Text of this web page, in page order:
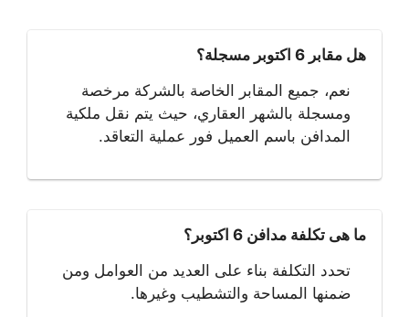
هل مقابر 6 اكتوبر مسجلة؟
نعم، جميع المقابر الخاصة بالشركة مرخصة
ومسجلة بالشهر العقاري، حيث يتم نقل ملكية
المدافن باسم العميل فور عملية التعاقد.
ما هى تكلفة مدافن 6 اكتوبر؟
تحدد التكلفة بناء على العديد من العوامل ومن
ضمنها المساحة والتشطيب وغيرها.